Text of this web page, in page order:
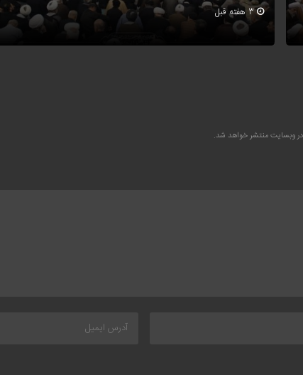
3 هفته قبل
وبسایت منتشر خواهد شد.